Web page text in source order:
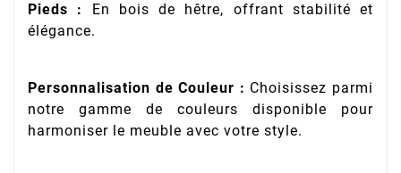
Pieds :
En bois de hêtre, offrant stabilité et
élégance.
Personnalisation de Couleur : Choisissez parmi
notre gamme de couleurs disponible pour
harmoniser le meuble avec votre style.